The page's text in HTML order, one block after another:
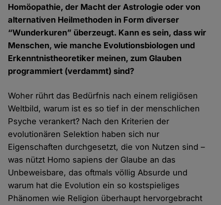
Homöopathie, der Macht der Astrologie oder von
alternativen Heilmethoden in Form diverser
“Wunderkuren” überzeugt. Kann es sein, dass wir
Menschen, wie manche Evolutionsbiologen und
Erkenntnistheoretiker meinen, zum Glauben
programmiert (verdammt) sind?
Woher rührt das Bedürfnis nach einem religiösen
Weltbild, warum ist es so tief in der menschlichen
Psyche verankert? Nach den Kriterien der
evolutionären Selektion haben sich nur
Eigenschaften durchgesetzt, die von Nutzen sind –
was nützt Homo sapiens der Glaube an das
Unbeweisbare, das oftmals völlig Absurde und
warum hat die Evolution ein so kostspieliges
Phänomen wie Religion überhaupt hervorgebracht